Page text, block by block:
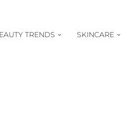
TRENDS SKINCARE